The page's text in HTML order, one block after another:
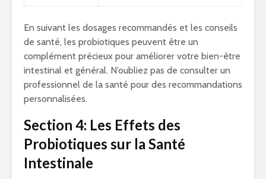
En suivant les dosages recommandés et les conseils
de santé, les probiotiques peuvent être un
complément précieux pour améliorer votre bien-être
intestinal et général. N’oubliez pas de consulter un
professionnel de la santé pour des recommandations
personnalisées.
Section 4: Les Effets des
Probiotiques sur la Santé
Intestinale